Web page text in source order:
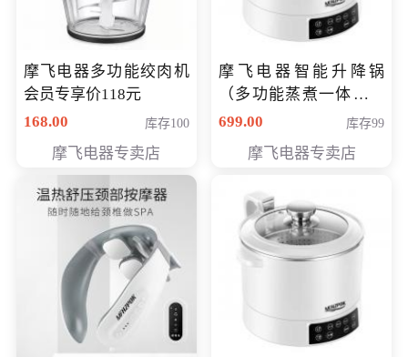
摩飞电器多功能绞肉机
会员专享价118元
168.00
库存100
摩飞电器专卖店
摩飞电器智能升降锅
（多功能蒸煮一体锅）
（智能升降养生锅） 会
699.00 库存99
摩飞电器专卖店